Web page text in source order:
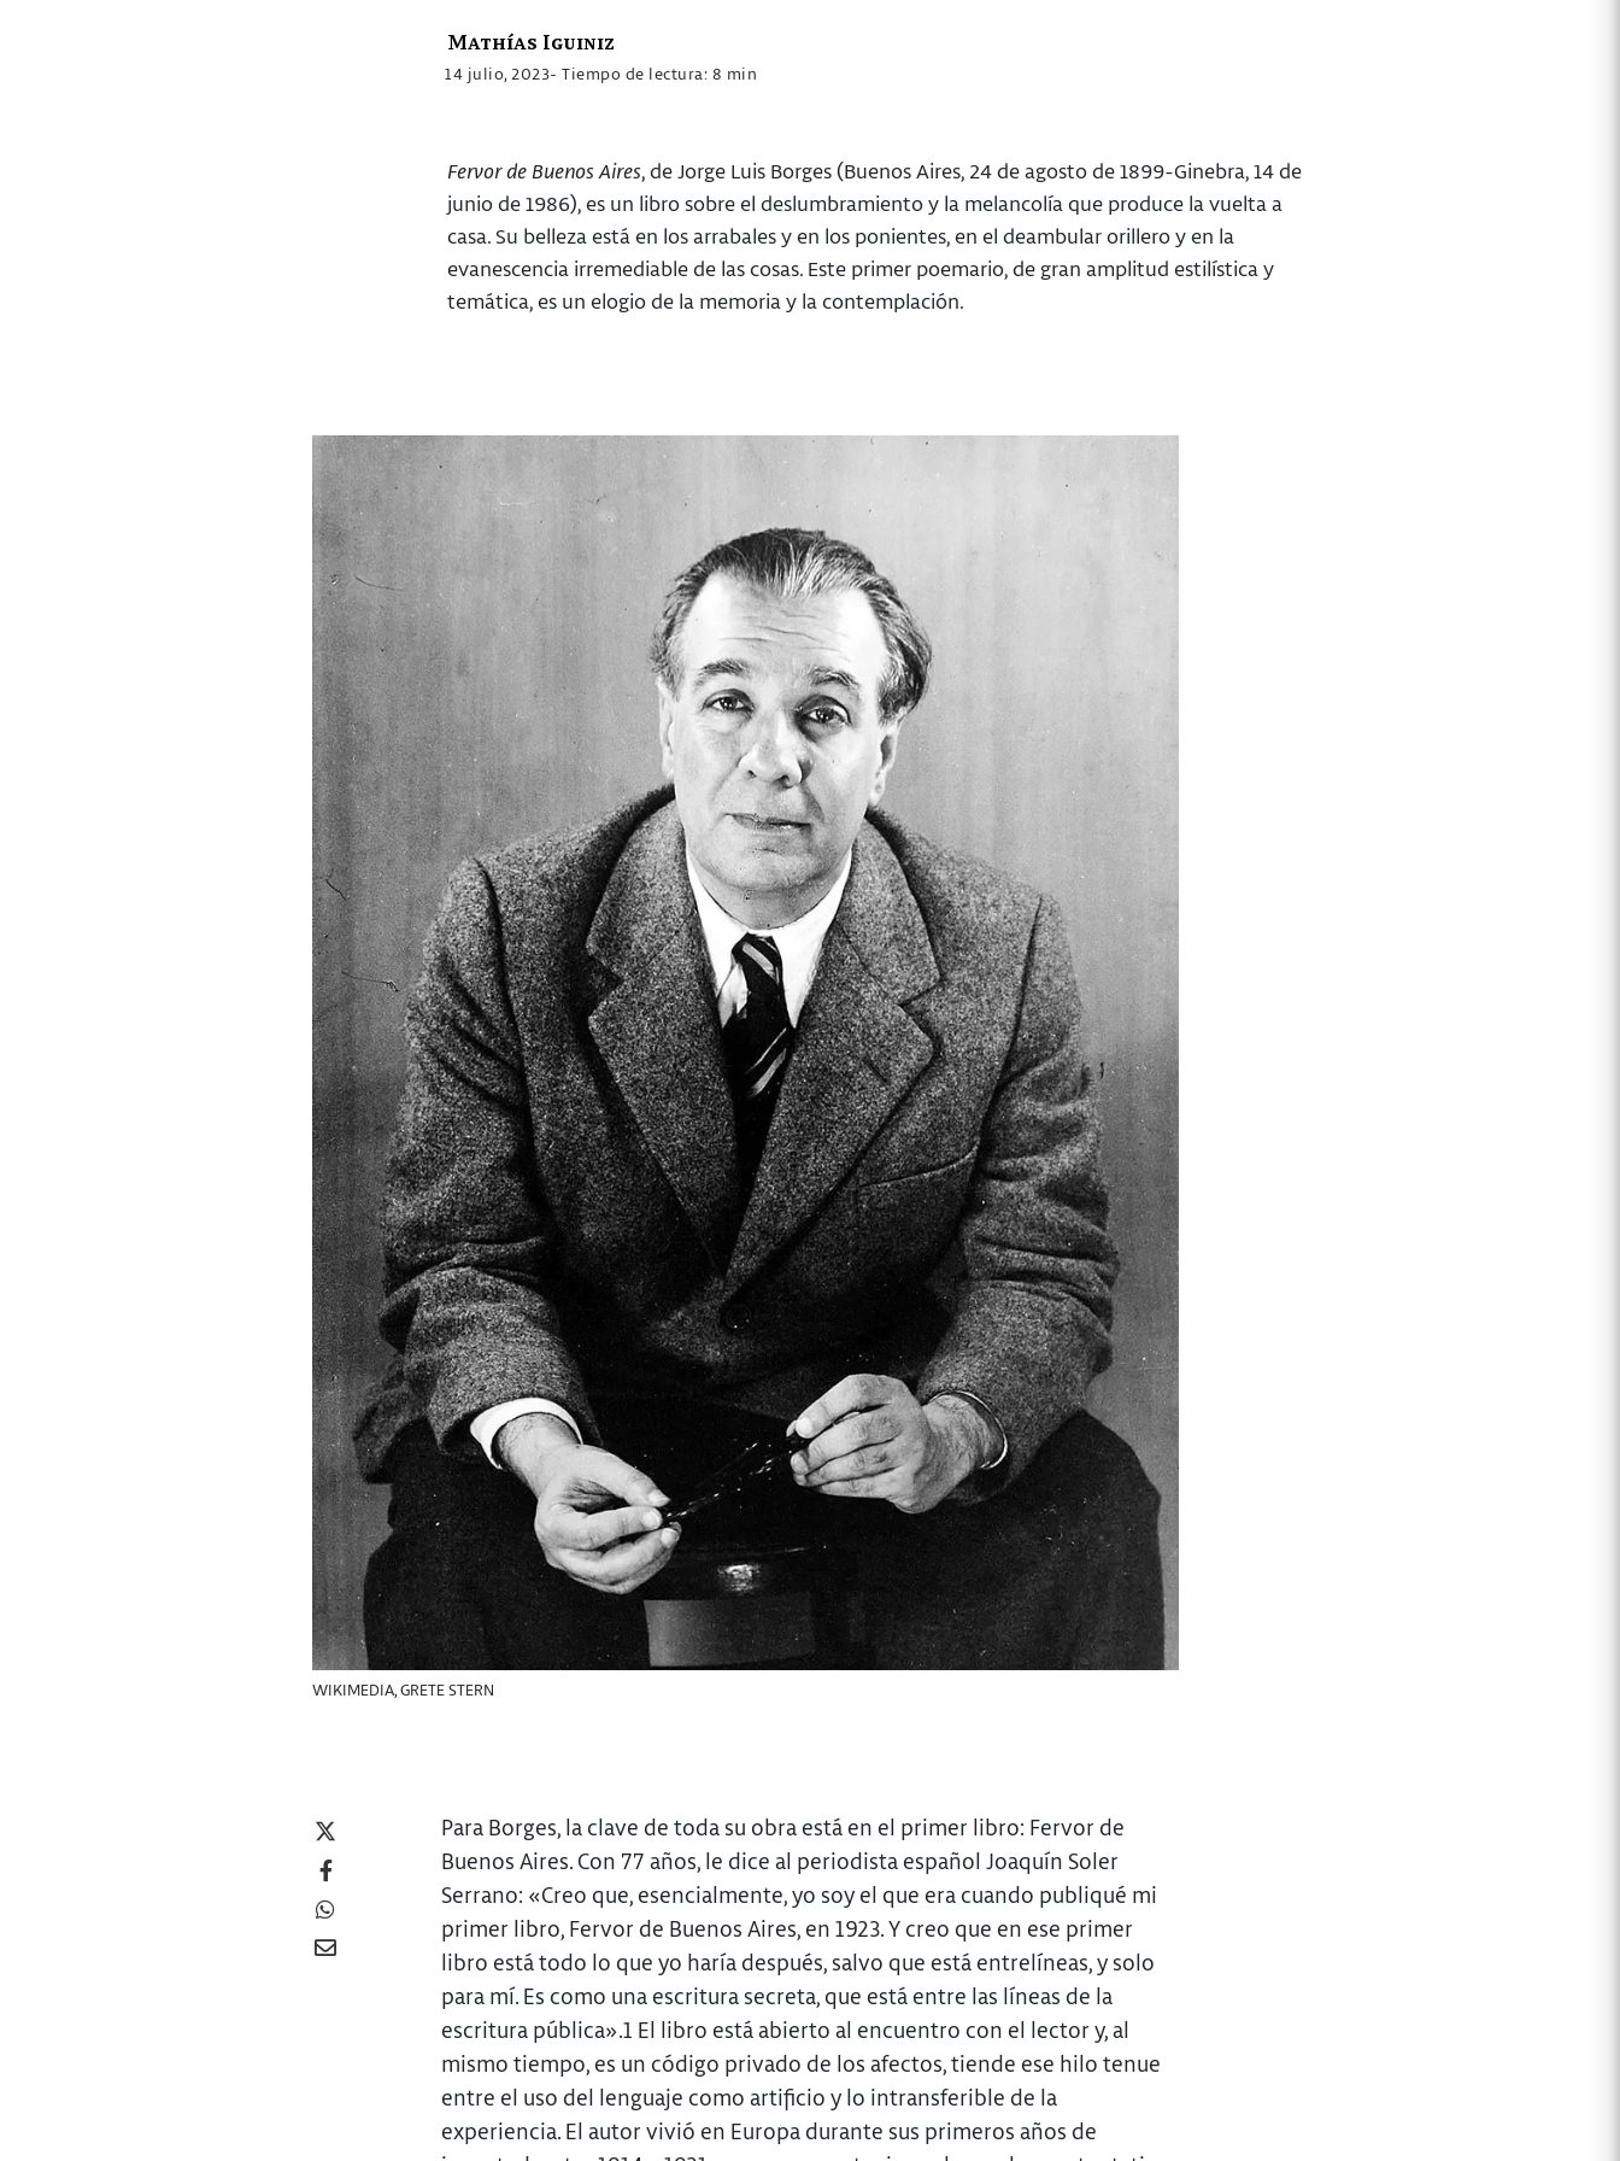
Mathías Iguiniz
14 julio, 2023- Tiempo de lectura: 8 min
Fervor de Buenos Aires, de Jorge Luis Borges (Buenos Aires, 24 de agosto de 1899-Ginebra, 14 de
junio de 1986), es un libro sobre el deslumbramiento y la melancolía que produce la vuelta a
casa. Su belleza está en los arrabales y en los ponientes, en el deambular orillero y en la
evanescencia irremediable de las cosas. Este primer poemario, de gran amplitud estilística y
temática, es un elogio de la memoria y la contemplación.
WIKIMEDIA, GRETE STERN
Para Borges, la clave de toda su obra está en el primer libro: Fervor de
Buenos Aires. Con 77 años, le dice al periodista español Joaquín Soler
Serrano: «Creo que, esencialmente, yo soy el que era cuando publiqué mi
primer libro, Fervor de Buenos Aires, en 1923. Y creo que en ese primer
libro está todo lo que yo haría después, salvo que está entrelíneas, y solo
para mí. Es como una escritura secreta, que está entre las líneas de la
escritura pública».1 El libro está abierto al encuentro con el lector y, al
mismo tiempo, es un código privado de los afectos, tiende ese hilo tenue
entre el uso del lenguaje como artificio y lo intransferible de la
experiencia. El autor vivió en Europa durante sus primeros años de